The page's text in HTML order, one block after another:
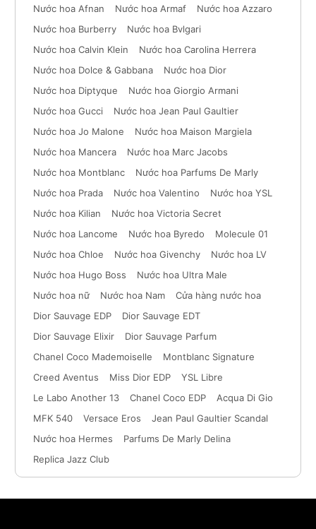
Nước hoa Afnan
Nước hoa Armaf
Nước hoa Azzaro
Nước hoa Burberry
Nước hoa Bvlgari
Nước hoa Calvin Klein
Nước hoa Carolina Herrera
Nước hoa Dolce & Gabbana
Nước hoa Dior
Nước hoa Diptyque
Nước hoa Giorgio Armani
Nước hoa Gucci
Nước hoa Jean Paul Gaultier
Nước hoa Jo Malone
Nước hoa Maison Margiela
Nước hoa Mancera
Nước hoa Marc Jacobs
Nước hoa Montblanc
Nước hoa Parfums De Marly
Nước hoa Prada
Nước hoa Valentino
Nước hoa YSL
Nước hoa Kilian
Nước hoa Victoria Secret
Nước hoa Lancome
Nước hoa Byredo
Molecule 01
Nước hoa Chloe
Nước hoa Givenchy
Nước hoa LV
Nước hoa Hugo Boss
Nước hoa Ultra Male
Nước hoa nữ
Nước hoa Nam
Cửa hàng nước hoa
Dior Sauvage EDP
Dior Sauvage EDT
Dior Sauvage Elixir
Dior Sauvage Parfum
Chanel Coco Mademoiselle
Montblanc Signature
Creed Aventus
Miss Dior EDP
YSL Libre
Le Labo Another 13
Chanel Coco EDP
Acqua Di Gio
MFK 540
Versace Eros
Jean Paul Gaultier Scandal
Nước hoa Hermes
Parfums De Marly Delina
Replica Jazz Club